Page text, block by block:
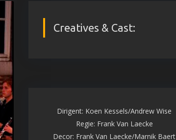
Creatives & Cast:
Dirigent: Koen Kessels/Andrew Wise
Regie: Frank Van Laecke
Decor: Frank Van Laecke/Marnik Baert